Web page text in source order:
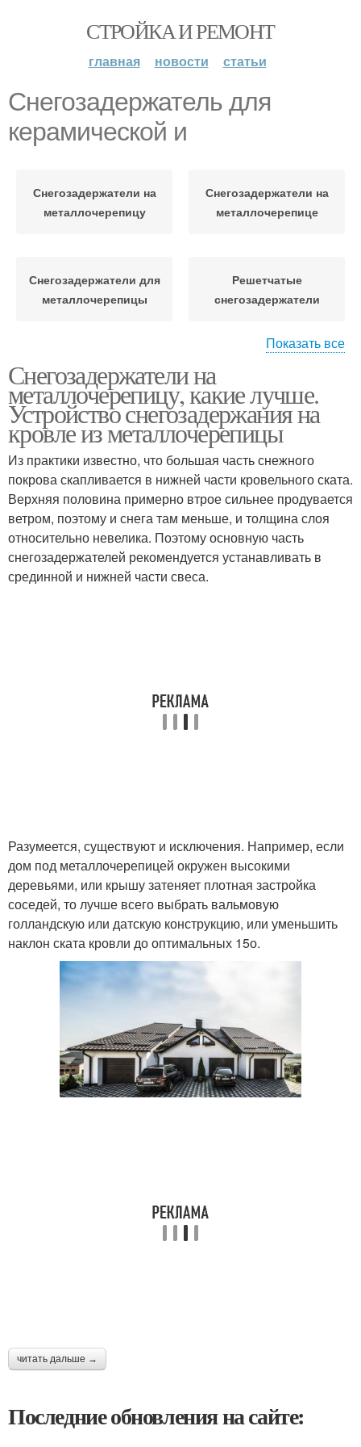
СТРОЙКА И РЕМОНТ
главная новости статьи
Снегозадержатель для
керамической и
Снегозадержатели на
металлочерепицу
Снегозадержатели на
металлочерепице
Снегозадержатели для
металлочерепицы
Решетчатые
снегозадержатели
фальцевой кровли
снегозадержатель
Кровельные
снегозадержатели
Поликарбонатные
снегозадержатели
Показать все
Снегозадержатели на
металлочерепицу, какие лучше.
Устройство снегозадержания на
кровле из металлочерепицы
Из практики известно, что большая часть снежного
покрова скапливается в нижней части кровельного ската.
Верхняя половина примерно втрое сильнее продувается
ветром, поэтому и снега там меньше, и толщина слоя
относительно невелика. Поэтому основную часть
снегозадержателей рекомендуется устанавливать в
срединной и нижней части свеса.
Разумеется, существуют и исключения. Например, если
дом под металлочерепицей окружен высокими
деревьями, или крышу затеняет плотная застройка
соседей, то лучше всего выбрать вальмовую
голландскую или датскую конструкцию, или уменьшить
наклон ската кровли до оптимальных 15о.
читать дальше →
Последние обновления на сайте: